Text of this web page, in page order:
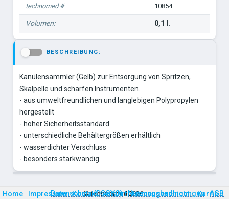
technomed # 10854
Volumen: 0,1 l.
BESCHREIBUNG:
Kanülensammler (Gelb) zur Entsorgung von Spritzen,
Skalpelle und scharfen Instrumenten.
- aus umweltfreundlichen und langlebigen Polypropylen
hergestellt
- hoher Sicherheitsstandard
- unterschiedliche Behältergrößen erhältlich
- wasserdichter Verschluss
- besonders starkwandig
Home Impressum Kontakt Anfahrt Firmengeschichte Karriere
©technomed 2026
Datenschutz (DSGVO) Nutzungsbedingungen AGB